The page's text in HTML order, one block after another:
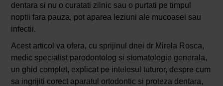
dentara si nu o curatati zilnic sau o purtati pe timpul
noptii fara pauza, pot aparea leziuni ale mucoasei sau
infectii.
Acest articol va ofera, cu sprijinul dnei dr Mirela Rosca,
medic specialist parodontolog si stomatologie generala,
un ghid complet, explicat pe intelesul tuturor, despre cum
sa ingrijiti corect aparatul ortodontic si proteza dentara,